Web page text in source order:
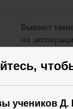
учеников
Бывают
на